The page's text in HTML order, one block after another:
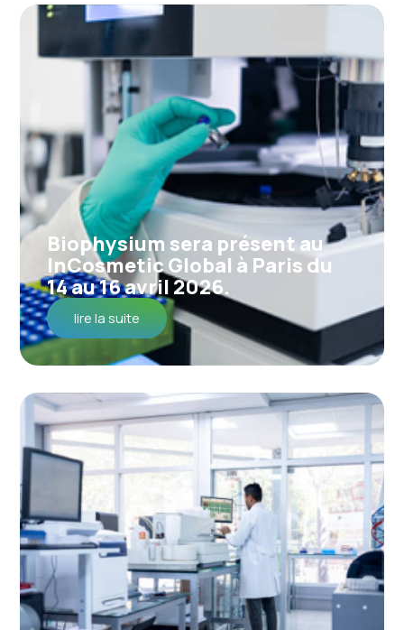
Biophysium sera présent au
InCosmetic Global à Paris du
14 au 16 avril 2026.
lire la suite